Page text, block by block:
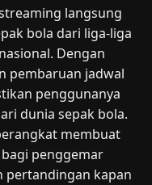
langsung
bola dari liga-liga
Dengan
pembaruan jadwal
penggunanya
dunia sepak bola.
membuat
penggemar
pertandingan kapan